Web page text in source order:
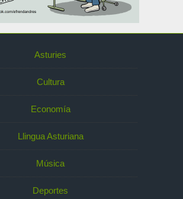
Asturies
Cultura
Economía
Llingua Asturiana
Música
Deportes